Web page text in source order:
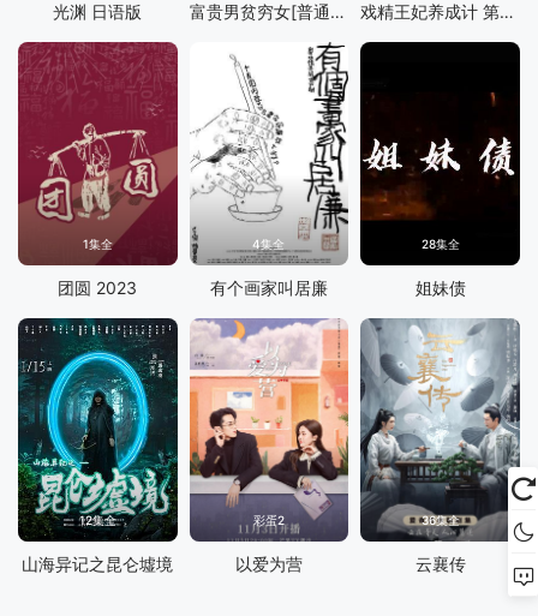
光渊 日语版 富贵男贫穷女[普通话版] 戏精王妃养成计 第二季
1集全
团圆 2023
4集全
有个画家叫居廉
28集全
姐妹债
12集全
山海异记之昆仑墟境
彩蛋2
以爱为营
36集全
云襄传